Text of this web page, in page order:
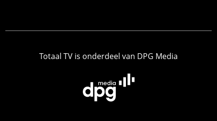
Totaal TV is onderdeel van DPG Media